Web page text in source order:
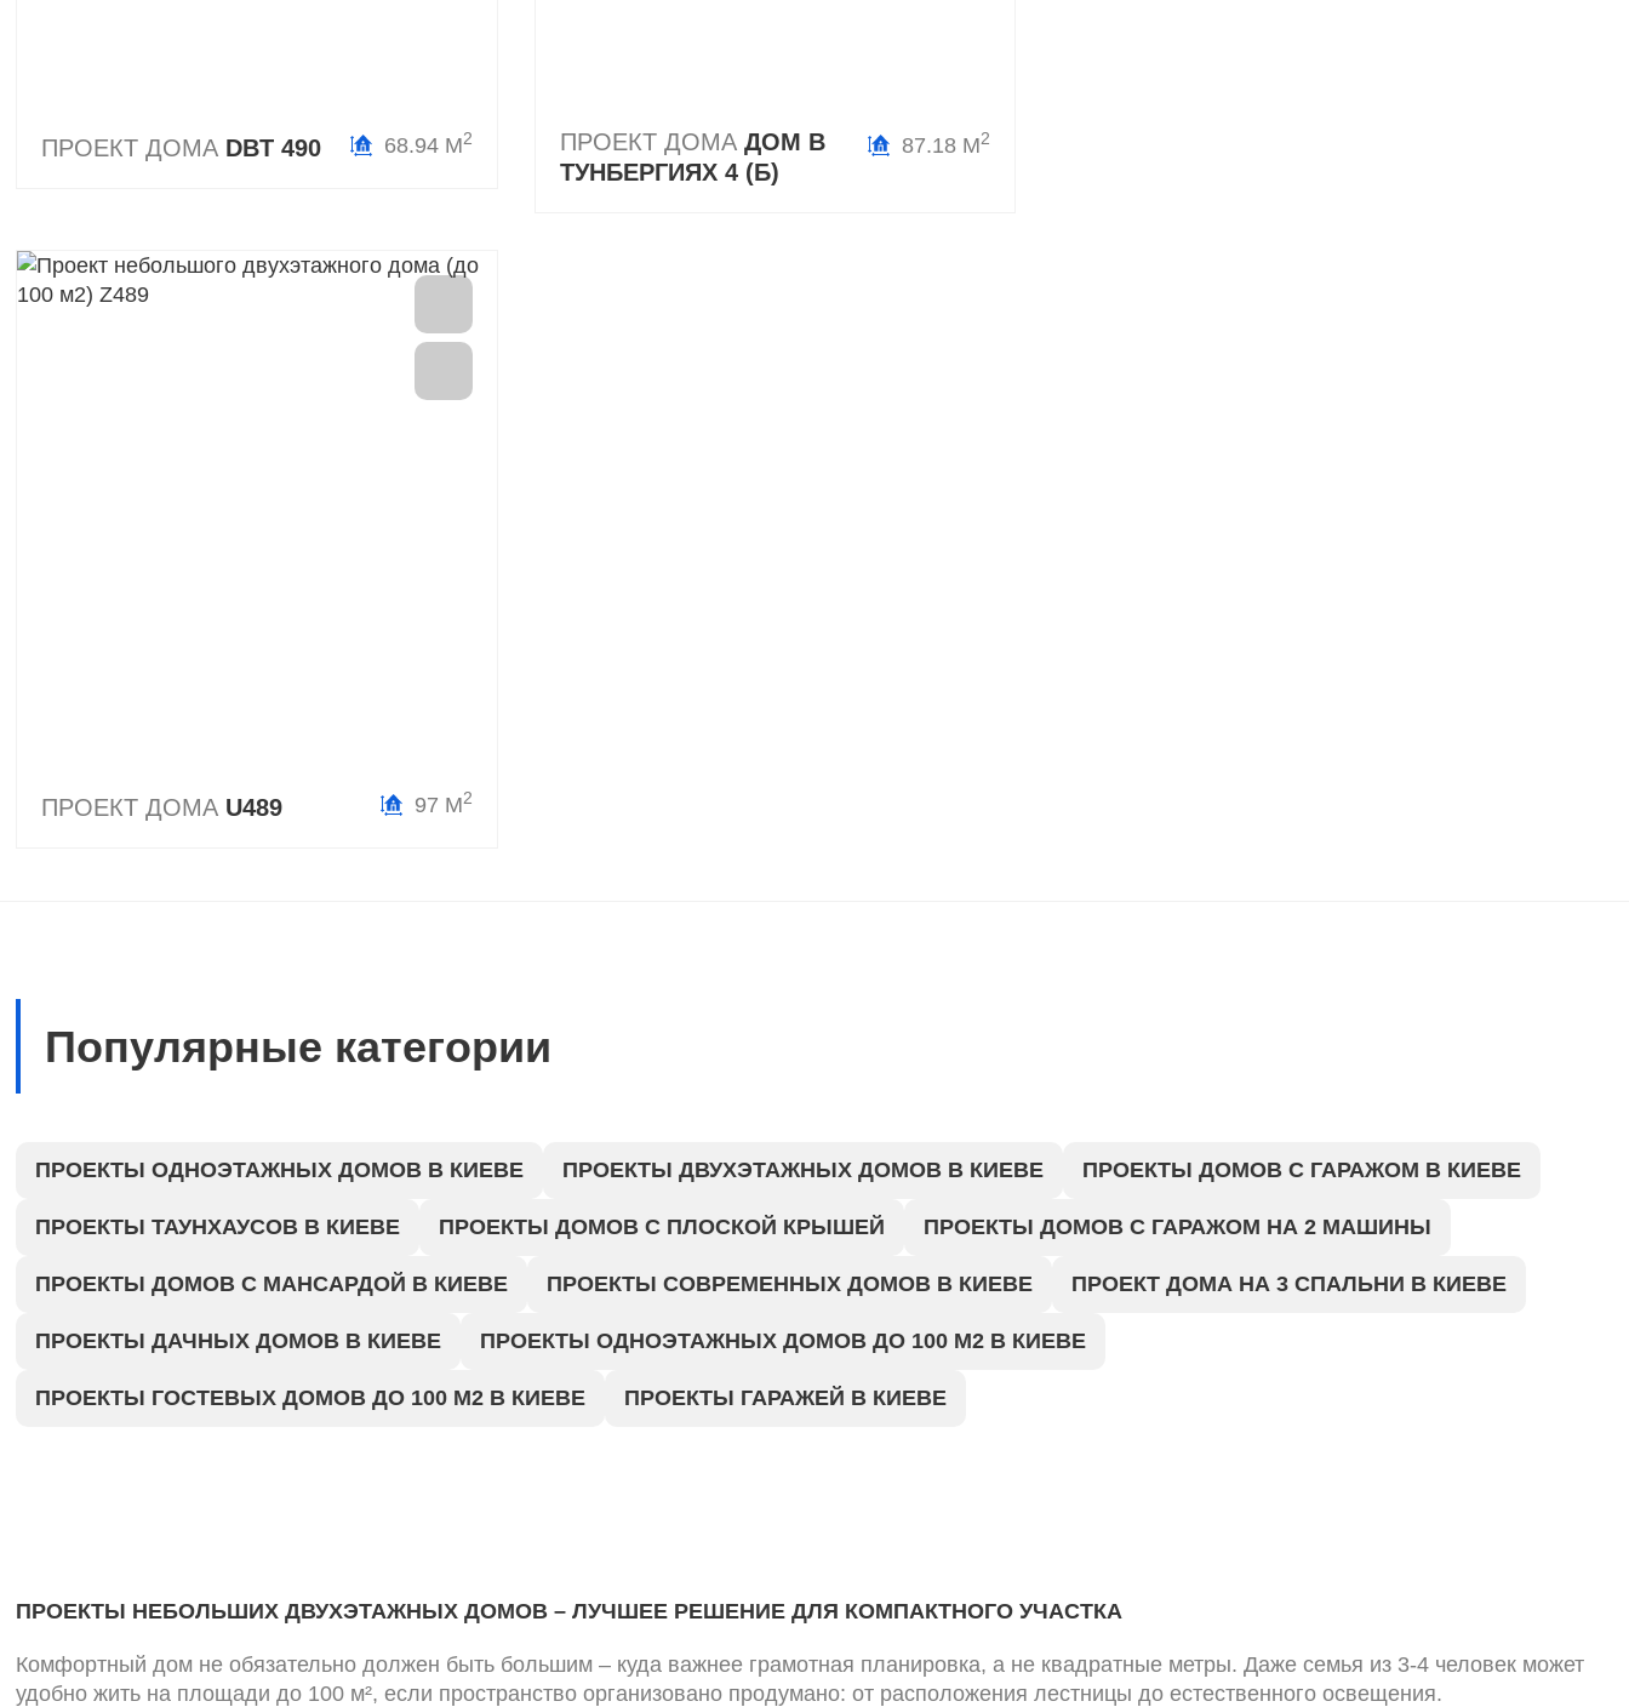
ПРОЕКТ ДОМА DBT 490 68.94 М2 ПРОЕКТ ДОМА ДОМ В
ТУНБЕРГИЯХ 4 (Б)
87.18 М2
ПРОЕКТ ДОМА U489 97 М2
Популярные категории
ПРОЕКТЫ ОДНОЭТАЖНЫХ ДОМОВ В КИЕВЕ ПРОЕКТЫ ДВУХЭТАЖНЫХ ДОМОВ В КИЕВЕ ПРОЕКТЫ ДОМОВ С ГАРАЖОМ В КИЕВЕ
ПРОЕКТЫ ТАУНХАУСОВ В КИЕВЕ ПРОЕКТЫ ДОМОВ С ПЛОСКОЙ КРЫШЕЙ ПРОЕКТЫ ДОМОВ С ГАРАЖОМ НА 2 МАШИНЫ
ПРОЕКТЫ ДОМОВ С МАНСАРДОЙ В КИЕВЕ ПРОЕКТЫ СОВРЕМЕННЫХ ДОМОВ В КИЕВЕ ПРОЕКТ ДОМА НА 3 СПАЛЬНИ В КИЕВЕ
ПРОЕКТЫ ДАЧНЫХ ДОМОВ В КИЕВЕ ПРОЕКТЫ ОДНОЭТАЖНЫХ ДОМОВ ДО 100 М2 В КИЕВЕ
ПРОЕКТЫ ГОСТЕВЫХ ДОМОВ ДО 100 М2 В КИЕВЕ ПРОЕКТЫ ГАРАЖЕЙ В КИЕВЕ
ПРОЕКТЫ НЕБОЛЬШИХ ДВУХЭТАЖНЫХ ДОМОВ – ЛУЧШЕЕ РЕШЕНИЕ ДЛЯ КОМПАКТНОГО УЧАСТКА
Комфортный дом не обязательно должен быть большим – куда важнее грамотная планировка, а не квадратные метры. Даже семья из 3-4 человек может
удобно жить на площади до 100 м², если пространство организовано продумано: от расположения лестницы до естественного освещения.